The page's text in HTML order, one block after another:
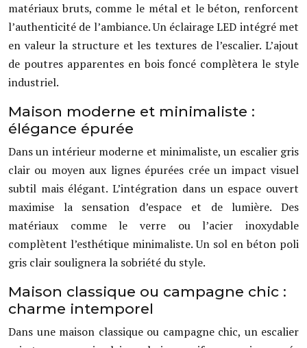
matériaux bruts, comme le métal et le béton, renforcent
l’authenticité de l’ambiance. Un éclairage LED intégré met
en valeur la structure et les textures de l’escalier. L’ajout
de poutres apparentes en bois foncé complètera le style
industriel.
Maison moderne et minimaliste :
élégance épurée
Dans un intérieur moderne et minimaliste, un escalier gris
clair ou moyen aux lignes épurées crée un impact visuel
subtil mais élégant. L’intégration dans un espace ouvert
maximise la sensation d’espace et de lumière. Des
matériaux comme le verre ou l’acier inoxydable
complètent l’esthétique minimaliste. Un sol en béton poli
gris clair soulignera la sobriété du style.
Maison classique ou campagne chic :
charme intemporel
Dans une maison classique ou campagne chic, un escalier